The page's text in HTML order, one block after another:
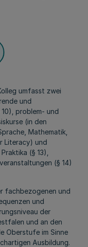
umfasst zwei
und
problem- und
(in den
Mathematik,
Literacy) und
(§ 13),
(§ 14)
fachbezogenen und
und
der
und an den
Oberstufe im Sinne
Ausbildung.